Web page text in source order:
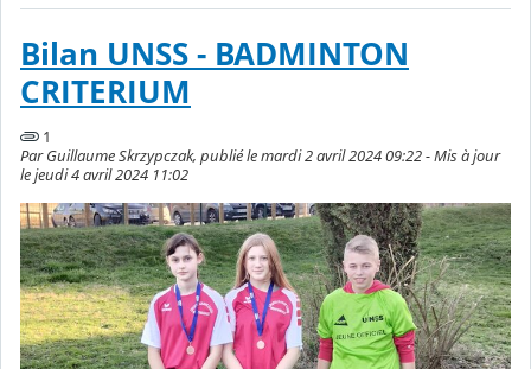
Bilan UNSS - BADMINTON
CRITERIUM
1
Par Guillaume Skrzypczak, publié le mardi 2 avril 2024 09:22 - Mis à jour
le jeudi 4 avril 2024 11:02